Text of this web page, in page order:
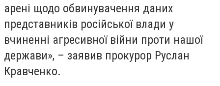
арені щодо обвинувачення даних
представників російської влади у
вчиненні агресивної війни проти нашої
держави», – заявив прокурор Руслан
Кравченко.